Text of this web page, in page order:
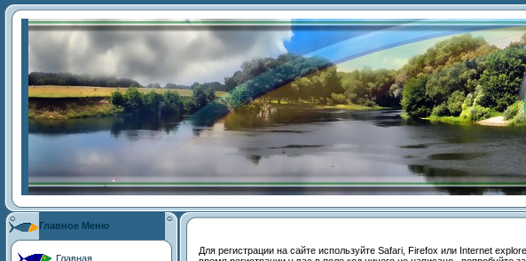
Главное Меню
Главная
Для регистрации на сайте используйте Safari, Firefox или Internet